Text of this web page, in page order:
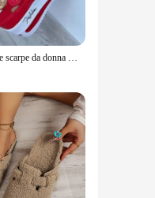
Sneakers rosse scarpe da donna scarpe da Tennis da donna scarpe di tela scarpe Casual da donna scarpe sportive da donna Sneaker con plateau scarpe scavate